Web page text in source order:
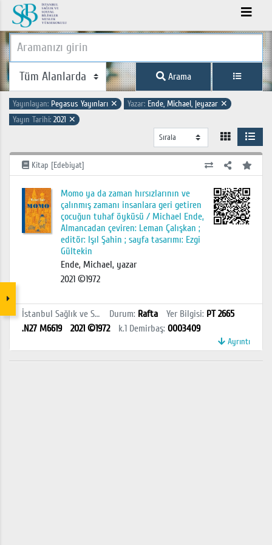
Arama
Yayınlayan: Pegasus Yayınları ✕ Yazar: Ende, Michael, |eyazar ✕
Yayın Tarihi: 2021 ✕
Kitap [Edebiyat]
Momo ya da zaman hırsızlarının ve
çalınmış zamanı insanlara geri getiren
çocuğun tuhaf öyküsü / Michael Ende,
Almancadan çeviren: Leman Çalışkan ;
editör: Işıl Şahin ; sayfa tasarımı: Ezgi
Gültekin
Ende, Michael, yazar
2021 ©1972
İstanbul Sağlık ve Sosyal Bilimler MYO Kütüphanesi Durum: Rafta Yer Bilgisi: PT 2665
.N27 M6619
2021 ©1972 k.1 Demirbaş: 0003409
Ayrıntı